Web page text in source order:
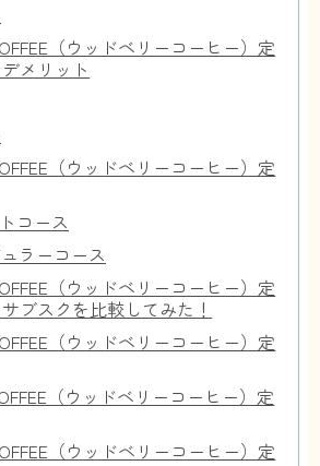
（ウッドベリーコーヒー）定
メリット
（ウッドベリーコーヒー）定
コース
ラーコース
（ウッドベリーコーヒー）定
ブスクを比較してみた！
（ウッドベリーコーヒー）定
（ウッドベリーコーヒー）定
（ウッドベリーコーヒー）定